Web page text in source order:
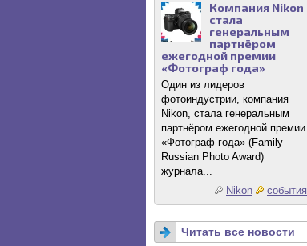
Компания Nikon
стала
генеральным
партнёром
ежегодной премии
«Фотограф года»
Один из лидеров
фотоиндустрии, компания
Nikon, стала генеральным
партнёром ежегодной премии
«Фотограф года» (Family
Russian Photo Award)
журнала...
Nikon
события
Читать все новости